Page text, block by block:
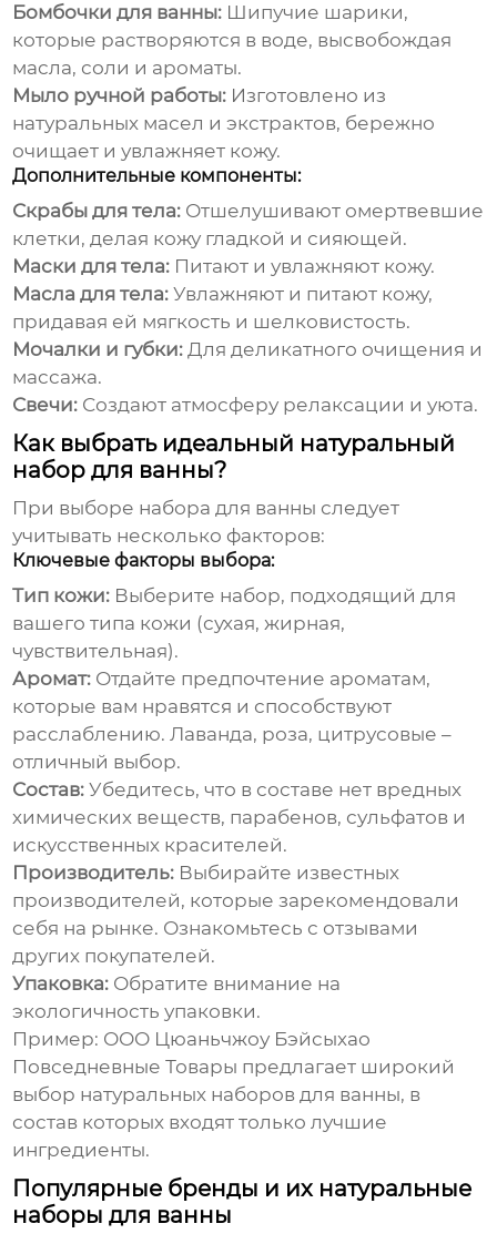
Бомбочки для ванны: Шипучие шарики,
которые растворяются в воде, высвобождая
масла, соли и ароматы.
Мыло ручной работы: Изготовлено из
натуральных масел и экстрактов, бережно
очищает и увлажняет кожу.
Дополнительные компоненты:
Скрабы для тела: Отшелушивают омертвевшие
клетки, делая кожу гладкой и сияющей.
Маски для тела: Питают и увлажняют кожу.
Масла для тела: Увлажняют и питают кожу,
придавая ей мягкость и шелковистость.
Мочалки и губки: Для деликатного очищения и
массажа.
Свечи: Создают атмосферу релаксации и уюта.
Как выбрать идеальный натуральный
набор для ванны?
При выборе набора для ванны следует
учитывать несколько факторов:
Ключевые факторы выбора:
Тип кожи: Выберите набор, подходящий для
вашего типа кожи (сухая, жирная,
чувствительная).
Аромат: Отдайте предпочтение ароматам,
которые вам нравятся и способствуют
расслаблению. Лаванда, роза, цитрусовые –
отличный выбор.
Состав: Убедитесь, что в составе нет вредных
химических веществ, парабенов, сульфатов и
искусственных красителей.
Производитель: Выбирайте известных
производителей, которые зарекомендовали
себя на рынке. Ознакомьтесь с отзывами
других покупателей.
Упаковка: Обратите внимание на
экологичность упаковки.
Пример: ООО Цюаньчжоу Бэйсыхао
Повседневные Товары предлагает широкий
выбор натуральных наборов для ванны, в
состав которых входят только лучшие
ингредиенты.
Популярные бренды и их натуральные
наборы для ванны